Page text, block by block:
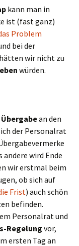
kann man in
ist (fast ganz)
Problem
bei der
wir nicht zu
würden.
Übergabean den
der Personalrat
wird Ende
wir erstmal beim
ob sich auf
Frist) auch schön
befinden.
Personalrat und
Regelungvor,
ersten Tag an